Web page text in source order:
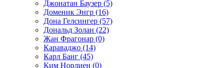
Джонатан Баузер (5)
Доменик Энгр (16)
Дона Гелсингер (57)
Дональд Золан (22)
Жан Фрагонар (0)
Караваджо (14)
Карл Банг (45)
Ким Норлиен (0)